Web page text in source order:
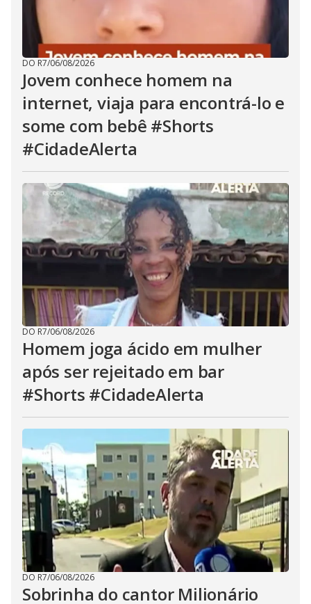
DO R7/06/08/2026
Jovem conhece homem na
internet, viaja para encontrá-lo e
some com bebê #Shorts
#CidadeAlerta
DO R7/06/08/2026
Homem joga ácido em mulher
após ser rejeitado em bar
#Shorts #CidadeAlerta
DO R7/06/08/2026
Sobrinha do cantor Milionário